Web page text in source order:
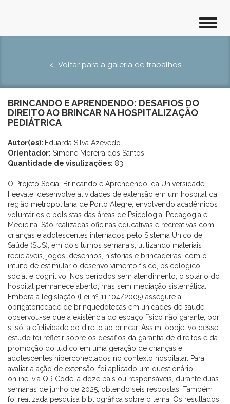
<- Voltar para a galeria de trabalhos
BRINCANDO E APRENDENDO: DESAFIOS DO
DIREITO AO BRINCAR NA HOSPITALIZAÇÃO
PEDIÁTRICA
Autor(es): Eduarda Silva Azevedo
Orientador: Simone Moreira dos Santos
Quantidade de visulizações: 83
O Projeto Social Brincando e Aprendendo, da Universidade
Feevale, desenvolve atividades de extensão em um hospital da
região metropolitana de Porto Alegre, envolvendo acadêmicos
voluntários e bolsistas das áreas de Psicologia, Pedagogia e
Medicina. São realizadas oficinas educativas e recreativas com
crianças e adolescentes internados pelo Sistema Único de
Saúde (SUS), em dois turnos semanais, utilizando materiais
recicláveis, jogos, desenhos, histórias e brincadeiras, com o
intuito de estimular o desenvolvimento físico, psicológico,
social e cognitivo. Nos períodos sem atendimento, o solário do
hospital permanece aberto, mas sem mediação sistemática.
Embora a legislação (Lei nº 11.104/2005) assegure a
obrigatoriedade de brinquedotecas em unidades de saúde,
observou-se que a existência do espaço físico não garante, por
si só, a efetividade do direito ao brincar. Assim, oobjetivo desse
estudo foi refletir sobre os desafios da garantia de direitos e da
promoção do lúdico em uma geração de crianças e
adolescentes hiperconectados no contexto hospitalar. Para
avaliar a ação de extensão, foi aplicado um questionário
online, via QR Code, a doze pais ou responsáveis, durante duas
semanas de junho de 2025, obtendo seis respostas. Também
foi realizada pesquisa bibliográfica sobre o tema. Os resultados